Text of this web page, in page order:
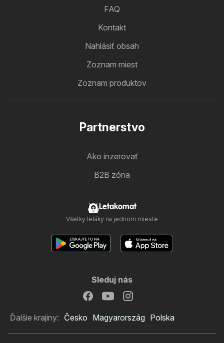
FAQ
Kontakt
Nahlásiť obsah
Zoznam miest
Zoznam produktov
Partnerstvo
Ako inzerovať
B2B zóna
Letakomat
Všetky letáky na jednom mieste
Sleduj nás
Ďalšie krajiny: Česko Magyarország Polska